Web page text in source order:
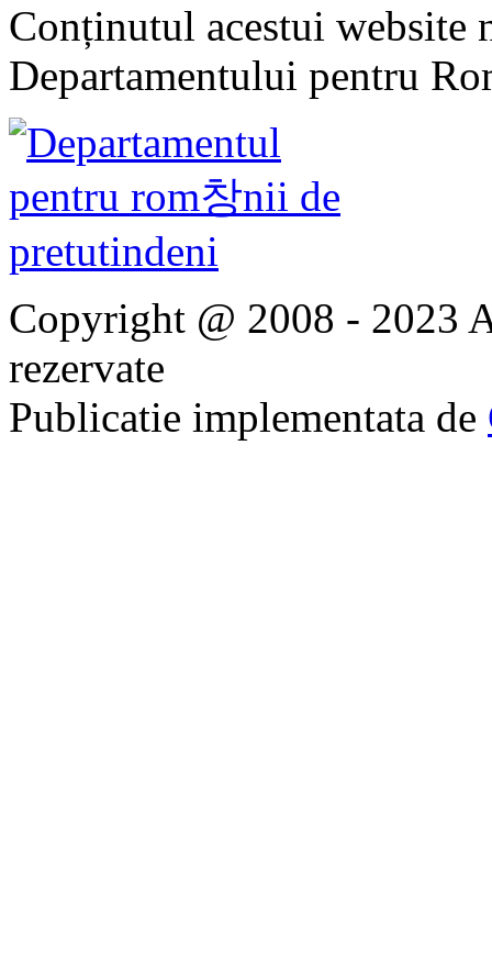
Conținutul acestui website
Departamentului pentru
Copyright @ 2008 - 2023
rezervate
Publicatie implementata de